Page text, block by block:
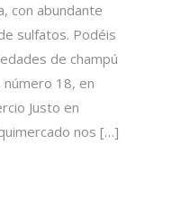
con abundante
sulfatos. Podéis
de champú
número 18, en
Justo en
nos […]